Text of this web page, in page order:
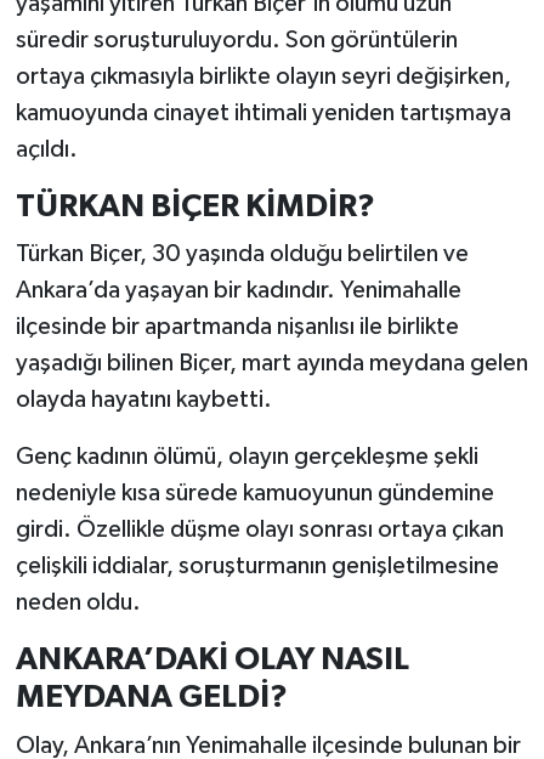
süredir soruşturuluyordu. Son görüntülerin
ortaya çıkmasıyla birlikte olayın seyri değişirken,
kamuoyunda cinayet ihtimali yeniden tartışmaya
açıldı.
TÜRKAN BİÇER KİMDİR?
Türkan Biçer, 30 yaşında olduğu belirtilen ve
Ankara’da yaşayan bir kadındır. Yenimahalle
ilçesinde bir apartmanda nişanlısı ile birlikte
yaşadığı bilinen Biçer, mart ayında meydana gelen
olayda hayatını kaybetti.
Genç kadının ölümü, olayın gerçekleşme şekli
nedeniyle kısa sürede kamuoyunun gündemine
girdi. Özellikle düşme olayı sonrası ortaya çıkan
çelişkili iddialar, soruşturmanın genişletilmesine
neden oldu.
ANKARA’DAKİ OLAY NASIL
MEYDANA GELDİ?
Olay, Ankara’nın Yenimahalle ilçesinde bulunan bir